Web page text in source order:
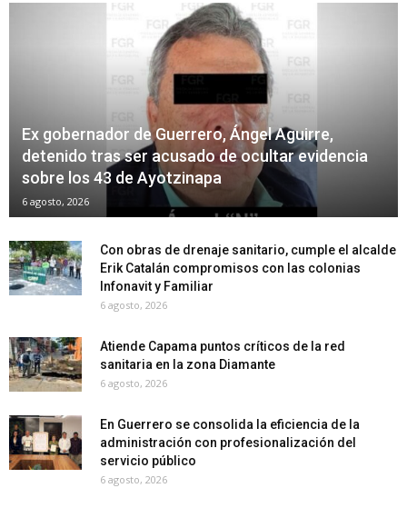
Ex gobernador de Guerrero, Ángel Aguirre,
detenido tras ser acusado de ocultar evidencia
sobre los 43 de Ayotzinapa
6 agosto, 2026
Con obras de drenaje sanitario, cumple el alcalde
Erik Catalán compromisos con las colonias
Infonavit y Familiar
6 agosto, 2026
Atiende Capama puntos críticos de la red
sanitaria en la zona Diamante
6 agosto, 2026
En Guerrero se consolida la eficiencia de la
administración con profesionalización del
servicio público
6 agosto, 2026